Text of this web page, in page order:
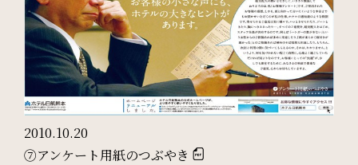
オンラインショップ
サイトマップ
2010.10.20
⑦アンケート用紙のつぶやき